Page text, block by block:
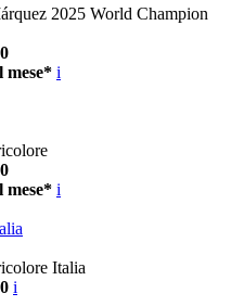
2025 World Champion
mese* i
mese* i
Italia
i